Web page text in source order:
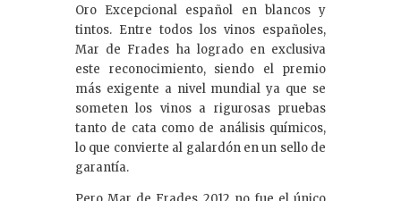
Oro Excepcional español en blancos y
tintos. Entre todos los vinos españoles,
Mar de Frades ha logrado en exclusiva
este reconocimiento, siendo el premio
más exigente a nivel mundial ya que se
someten los vinos a rigurosas pruebas
tanto de cata como de análisis químicos,
lo que convierte al galardón en un sello de
garantía.